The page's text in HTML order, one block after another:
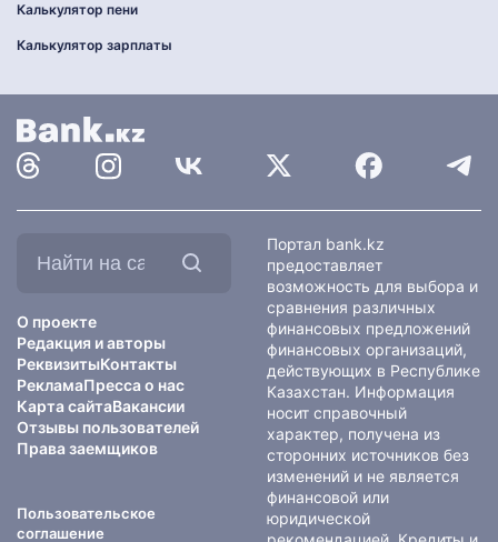
Калькулятор пени
Калькулятор зарплаты
О проекте
Редакция и авторы
РеквизитыКонтакты
РекламаПресса о нас
Карта сайтаВакансии
Отзывы пользователей
Права заемщиков
Пользовательское
соглашение
Портал bank.kz
предоставляет
возможность для выбора и
сравнения различных
финансовых предложений
финансовых организаций,
действующих в Республике
Казахстан. Информация
носит справочный
характер, получена из
сторонних источников без
изменений и не является
финансовой или
юридической